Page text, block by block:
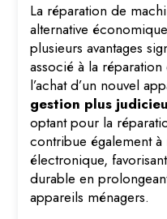
La réparation de
alternative
plusieurs avantages
associé à la
l’achat d’un nouvel
gestion plus
optant pour la
contribue également
électronique,
durable en
appareils ménagers.